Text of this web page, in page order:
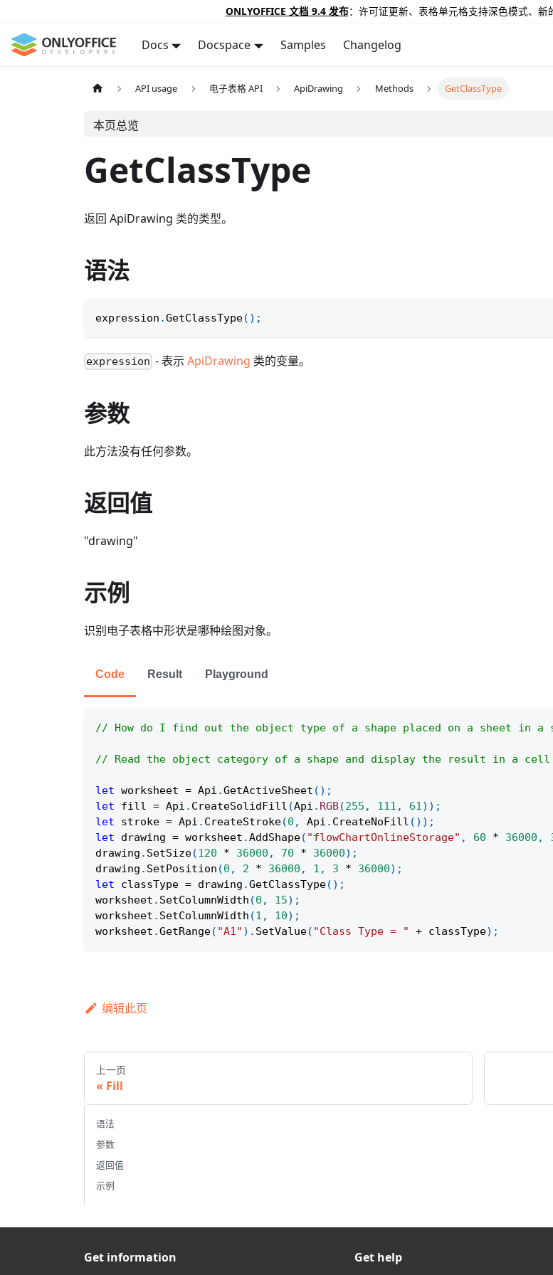
ONLYOFFICE 文档 9.4 发布：许可证更新、表格单元格支持深色模式、新
Docs Docspace Samples Changelog
API usage 电子表格 API ApiDrawing Methods GetClassType
本页总览
GetClassType
返回 ApiDrawing 类的类型。
语法
expression .GetClassType( ) ;
expression - 表示ApiDrawing 类的变量。
参数
此方法没有任何参数。
返回值
"drawing"
示例
识别电子表格中形状是哪种绘图对象。
Code Result Playground
// How do I find out the object type of a shape placed on a sheet in a
// Read the object category of a shape and display the result in a cell
let worksheet = Api .GetActiveSheet ( ) ;
let fill = Api . CreateSolidFill (Api . RGB(255 , 111 , 61) ) ;
let stroke = Api . CreateStroke(0 , Api . CreateNoFill ( ) ) ;
let drawing = worksheet .AddShape( "flowChartOnlineStorage" , 60 * 36000 ,
drawing . SetSize(120 * 36000 , 70 * 36000) ;
drawing . SetPosition (0 , 2 * 36000 , 1 , 3 * 36000) ;
let classType = drawing .GetClassType( ) ;
worksheet . SetColumnWidth (0 , 15) ;
worksheet . SetColumnWidth (1 , 10) ;
worksheet .GetRange( "A1" ) . SetValue( "Class Type = " + classType) ;
编辑此页
上一页
Fill
语法
参数
返回值
示例
Get information Get help